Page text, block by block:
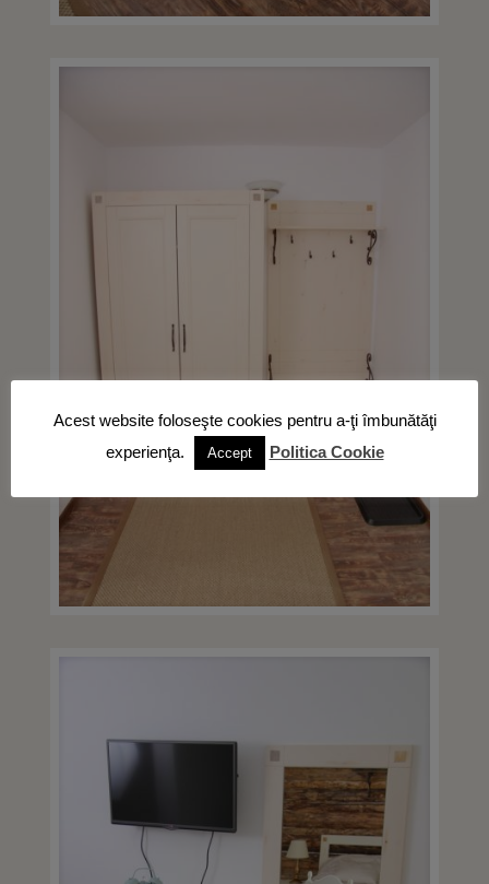
Acest website foloseşte cookies pentru a-ţi îmbunătăţi
experienţa.
Accept Politica Cookie